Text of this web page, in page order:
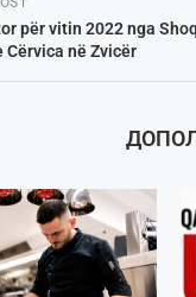
për vitin 2022 nga
Cërvica në Zvicër